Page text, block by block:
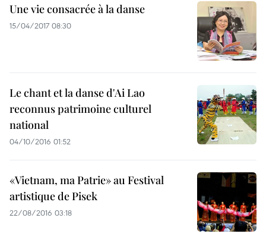
Une vie consacrée à la danse
15/04/2017 08:30
Le chant et la danse d'Ai Lao
reconnus patrimoine culturel
national
04/10/2016 01:52
«Vietnam, ma Patrie» au Festival
artistique de Pisek
22/08/2016 03:18